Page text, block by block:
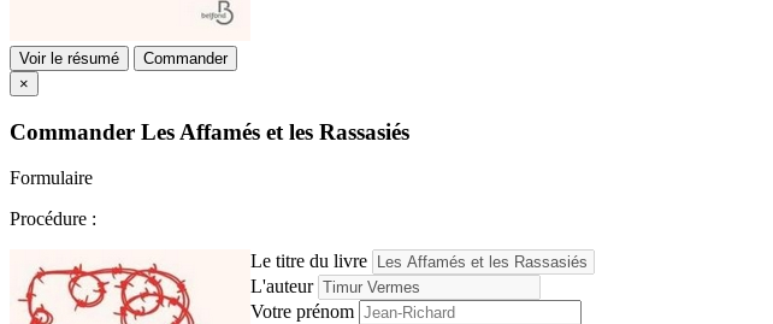
Voir le résumé
Commander
×
Commander Les Affamés et les Rassasiés
Formulaire
Procédure :
Le titre du livre
L'auteur
Votre prénom